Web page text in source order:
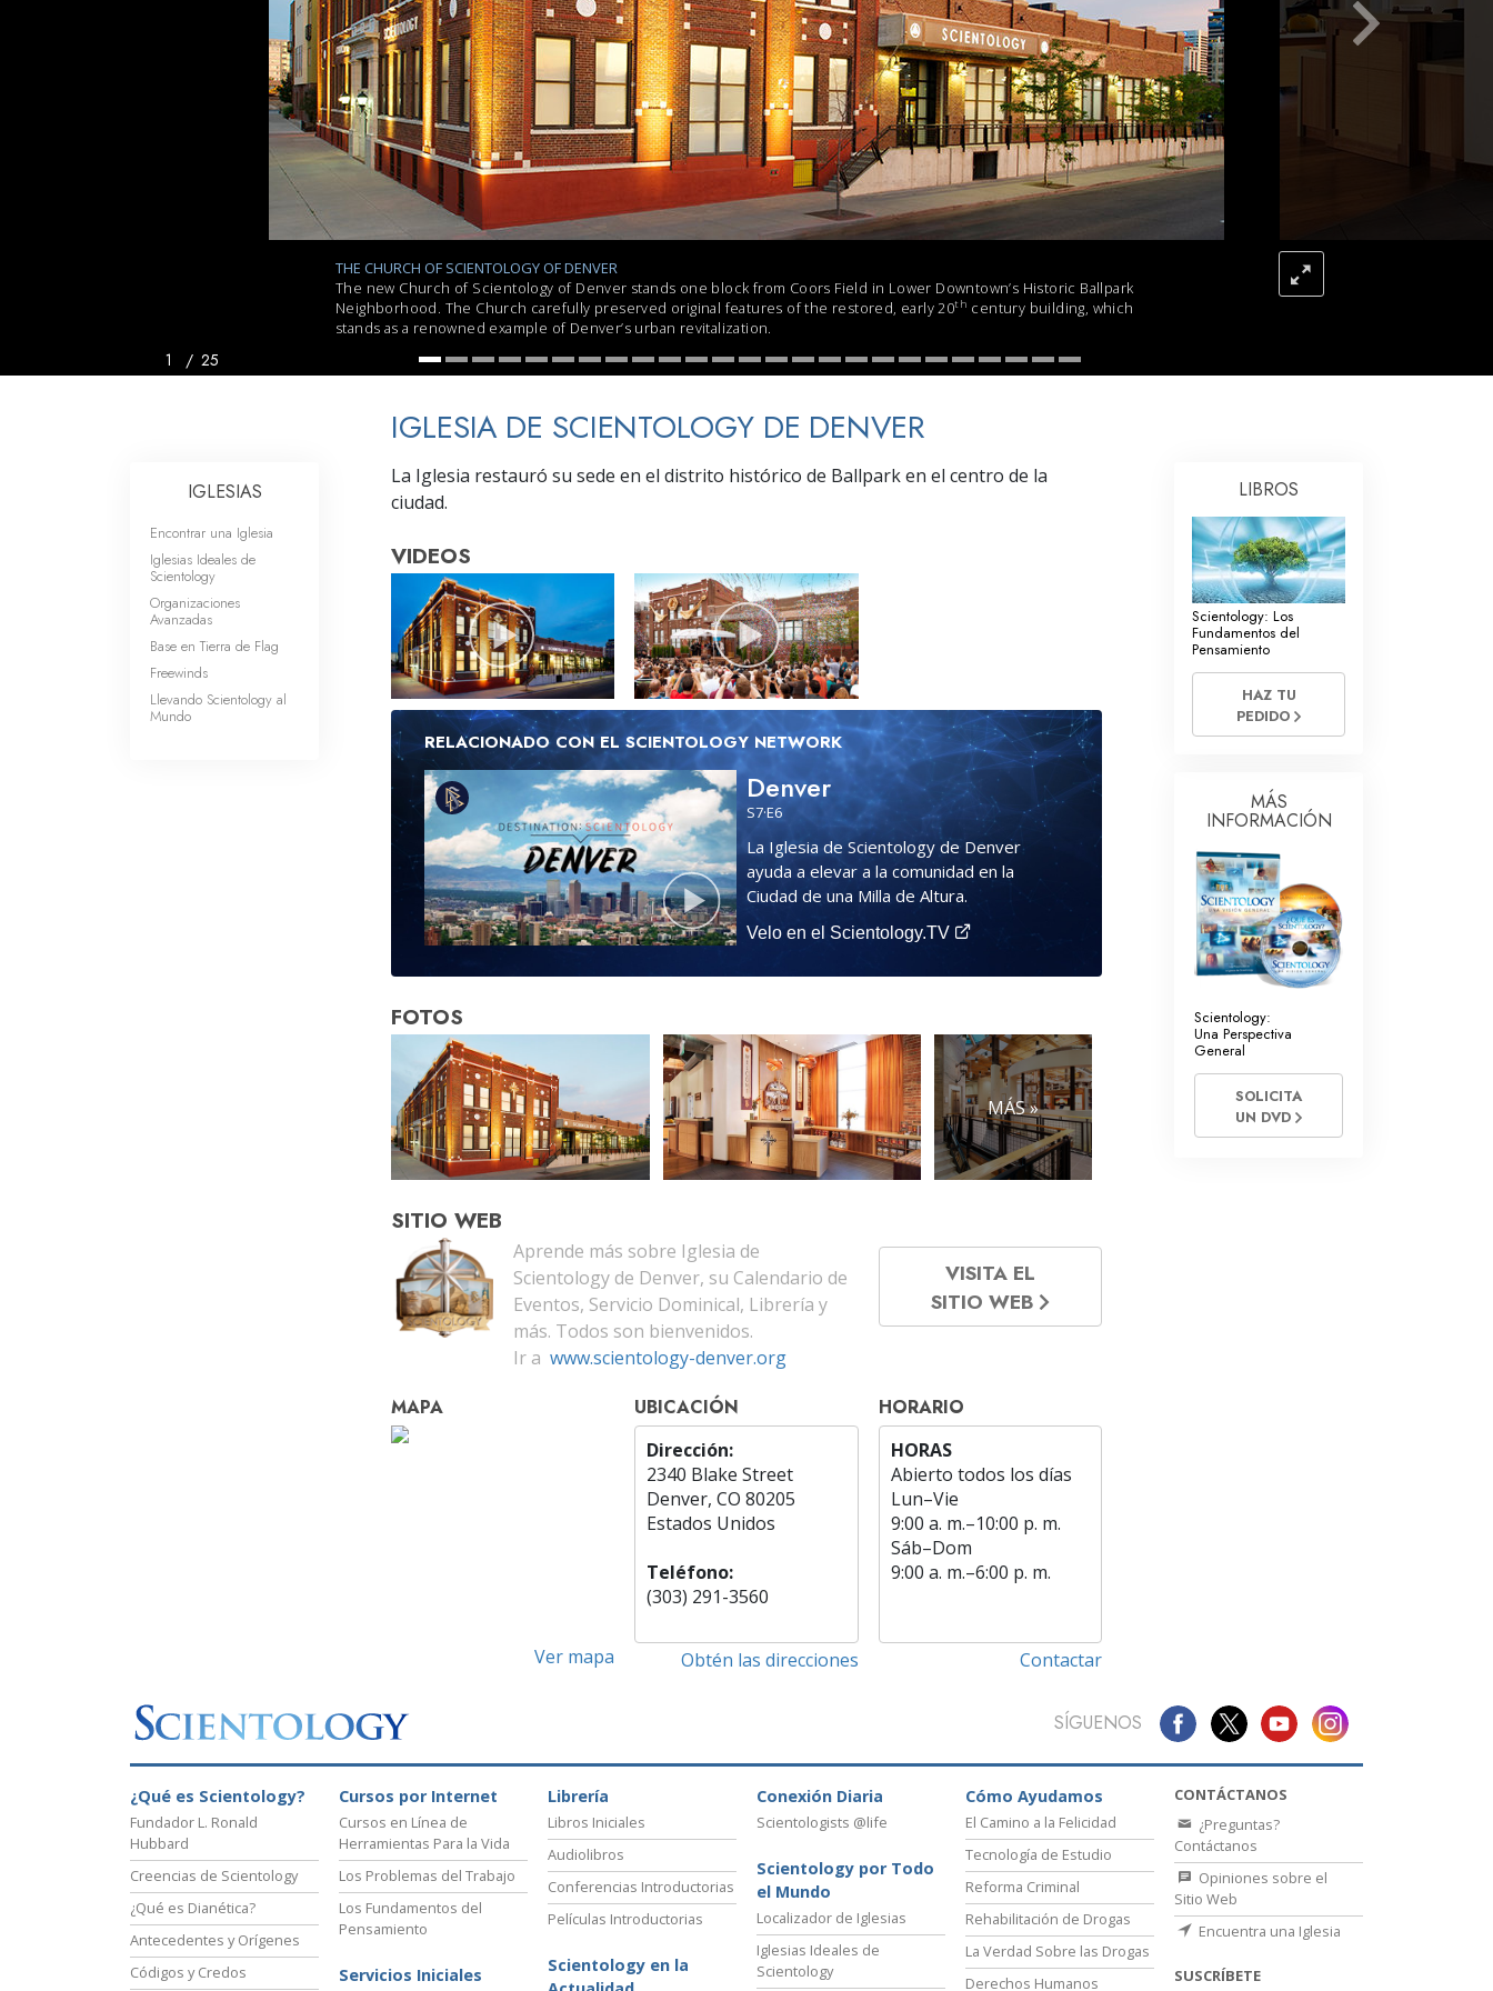
Amor y Odio: ¿Qué es Grandeza?
Respuestas a las Drogas
Los Niños
Herramientas para el Entorno Laboral
La Ética y las
Condiciones
La Causa de la Supresión
Los Fundamentos de la Organización
THE CHURCH OF SCIENTOLOGY OF DENVER
The new Church of Scientology of Denver stands one block from Coors Field in Lower Downtown’s Historic Ballpark
Neighborhood. The Church carefully preserved original features of the restored, early 20th century building, which
stands as a renowned example of Denver’s urban revitalization.
1 / 25
IGLESIA DE SCIENTOLOGY DE DENVER
La Iglesia restauró su sede en el distrito histórico de Ballpark en el centro de la
ciudad.
VIDEOS
RELACIONADO CON EL SCIENTOLOGY NETWORK
Denver
S7·E6
La Iglesia de Scientology de Denver
ayuda a elevar a la comunidad en la
Ciudad de una Milla de Altura.
Velo en el Scientology.TV
FOTOS
MÁS »
SITIO WEB
Aprende más sobre Iglesia de
Scientology de Denver, su Calendario de
Eventos, Servicio Dominical, Librería y
más. Todos son bienvenidos.
Ir a www.scientology-denver.org
VISITA EL
SITIO WEB
MAPA
Ver mapa
UBICACIÓN
Dirección:
2340 Blake Street
Denver, CO 80205
Estados Unidos
Teléfono:
(303) 291-3560
Obtén las direcciones
HORARIO
HORAS
Abierto todos los días
Lun–Vie
9:00 a. m.–10:00 p. m.
Sáb–Dom
9:00 a. m.–6:00 p. m.
Contactar
IGLESIAS
Encontrar una Iglesia
Iglesias Ideales de
Scientology
Organizaciones
Avanzadas
Base en Tierra de Flag
Freewinds
Llevando Scientology al
Mundo
LIBROS
Scientology: Los
Fundamentos del
Pensamiento
HAZ TU
PEDIDO
MÁS
INFORMACIÓN
Scientology:
Una Perspectiva
General
SOLICITA
UN DVD
SÍGUENOS
¿Qué es Scientology?
Fundador L. Ronald
Hubbard
Creencias de Scientology
¿Qué es Dianética?
Antecedentes y Orígenes
Códigos y Credos
Cursos por Internet
Cursos en Línea de
Herramientas Para la Vida
Los Problemas del Trabajo
Los Fundamentos del
Pensamiento
Servicios Iniciales
Librería
Libros Iniciales
Audiolibros
Conferencias Introductorias
Películas Introductorias
Scientology en la
Conexión Diaria
Scientologists @life
Scientology por Todo
el Mundo
Localizador de Iglesias
Iglesias Ideales de
Scientology
Cómo Ayudamos
El Camino a la Felicidad
Tecnología de Estudio
Reforma Criminal
Rehabilitación de Drogas
La Verdad Sobre las Drogas
Derechos Humanos
CONTÁCTANOS
¿Preguntas?
Contáctanos
Opiniones sobre el
Sitio Web
Encuentra una Iglesia
SUSCRÍBETE